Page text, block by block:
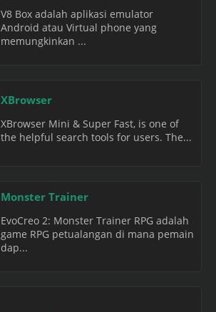
V8 Box adalah aplikasi emulator
Android atau Virtual phone yang
memungkinkan ...
XBrowser
XBrowser Mini & Super Fast, is one of
the helpful search tools for users. The...
Monster Trainer
EvoCreo 2: Monster Trainer RPG adalah
game RPG petualangan di mana pemain
dap...